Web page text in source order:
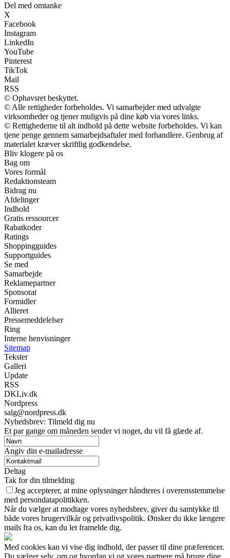
Del med omtanke
X
Facebook
Instagram
LinkedIn
YouTube
Pinterest
TikTok
Mail
RSS
© Ophavsret beskyttet.
© Alle rettigheder forbeholdes. Vi samarbejder med udvalgte
virksomheder og tjener muligvis på dine køb via vores links.
© Rettighederne til alt indhold på dette website forbeholdes. Vi kan
tjene penge gennem samarbejdsaftaler med forhandlere. Genbrug af
materialet kræver skriftlig godkendelse.
Bliv klogere på os
Bag om
Vores formål
Redaktionsteam
Bidrag nu
Afdelinger
Indhold
Gratis ressourcer
Rabatkoder
Ratings
Shoppingguides
Supportguides
Se med
Samarbejde
Reklamepartner
Sponsorat
Formidler
Allieret
Pressemeddelelser
Ring
Interne henvisninger
Sitemap
Tekster
Galleri
Update
RSS
DKLiv.dk
Nordpress
salg@nordpress.dk
Nyhedsbrev: Tilmeld dig nu
Et par gange om måneden sender vi noget, du vil få glæde af.
Angiv din e-mailadresse
Deltag
Tak for din tilmelding
Jeg accepterer, at mine oplysninger håndteres i overensstemmelse
med persondatapolitikken.
Når du vælger at modtage vores nyhedsbrev, giver du samtykke til
både vores brugervilkår og privatlivspolitik. Ønsker du ikke længere
mails fra os, kan du let framelde dig.
Med cookies kan vi vise dig indhold, der passer til dine præferencer.
Du vælger selv, om og hvordan vi og vores partnere må bruge dine